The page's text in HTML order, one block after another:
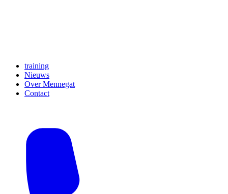
training
Nieuws
Over Mennegat
Contact